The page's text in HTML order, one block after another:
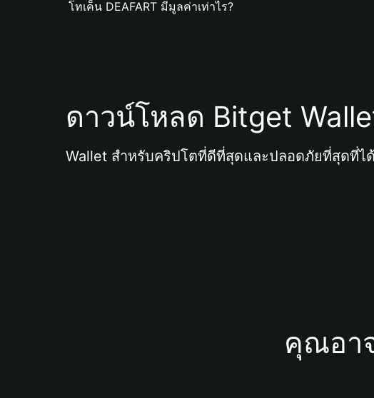
โทเค็น DEAFART มีมูลค่าเท่าไร?
ดาวน์โหลด Bitget
Wallet สำหรับคริปโตที่ดีที่สุดและปลอดภัยที่สุดที่ไ
คุณอา